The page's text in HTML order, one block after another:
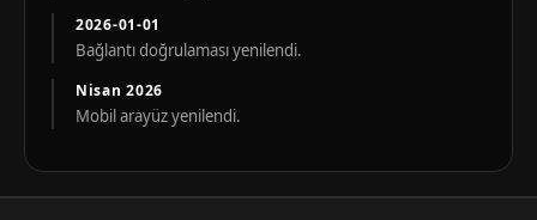
2026-01-01
Bağlantı doğrulaması yenilendi.
Nisan 2026
Mobil arayüz yenilendi.